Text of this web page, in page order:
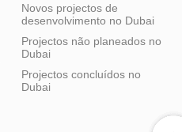
Novos projectos de
desenvolvimento no Dubai
Projectos não planeados no
Dubai
Projectos concluídos no
Dubai